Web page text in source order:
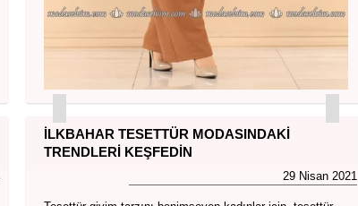
İLKBAHAR TESETTÜR MODASINDAKI
TRENDLERI KEŞFEDIN
29 Nisan 2021